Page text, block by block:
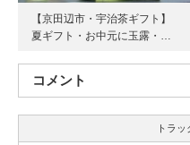
【京田辺市・宇治茶ギフト】
夏ギフト・お中元に玉露・…
コメント
トラ